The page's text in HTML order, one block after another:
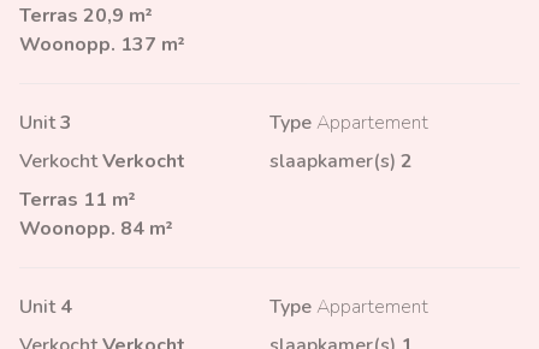
Terras 20,9 m²
Woonopp. 137 m²
Unit3 TypeAppartement
VerkochtVerkocht slaapkamer(s) 2
Terras 11 m²
Woonopp. 84 m²
Unit4 TypeAppartement